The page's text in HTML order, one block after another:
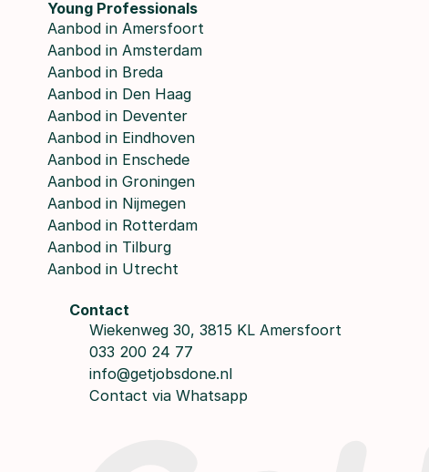
Young Professionals
Aanbod in Amersfoort
Aanbod in Amsterdam
Aanbod in Breda
Aanbod in Den Haag
Aanbod in Deventer
Aanbod in Eindhoven
Aanbod in Enschede
Aanbod in Groningen
Aanbod in Nijmegen
Aanbod in Rotterdam
Aanbod in Tilburg
Aanbod in Utrecht
Contact
Wiekenweg 30, 3815 KL Amersfoort
033 200 24 77
info@getjobsdone.nl
Contact via Whatsapp